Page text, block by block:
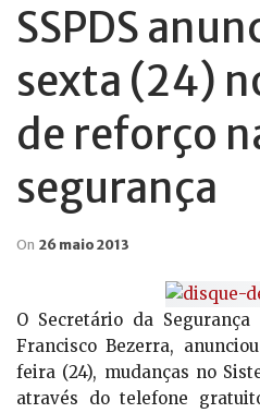
SSPDS
sexta (24)
de reforço
segurança
On 26 maio 2013
O Secretário da
Francisco Bezerra,
feira (24), mudanças no
através do telefone